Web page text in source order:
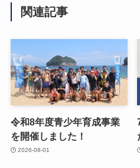
関連記事
令和8年度青少年育成事業
を開催しました！
2026-08-01